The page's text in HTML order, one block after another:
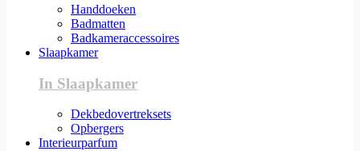
Handdoeken
Badmatten
Badkameraccessoires
Slaapkamer
In Slaapkamer
Dekbedovertreksets
Opbergers
Interieurparfum